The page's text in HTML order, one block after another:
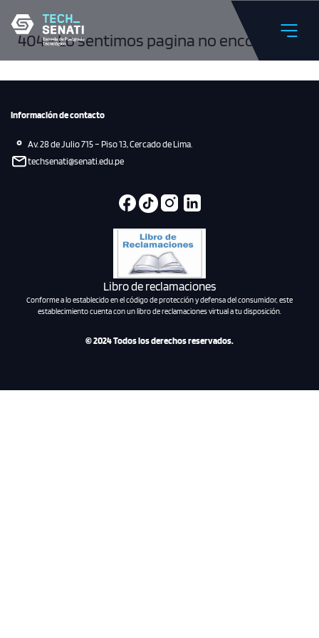
404 - Lo sentimos pagina no encontrada
Información de contacto
Av. 28 de Julio 715 – Piso 13, Cercado de Lima.
techsenati@senati.edu.pe
Libro de reclamaciones
Conforme a lo establecido en el código de protección y defensa del consumidor, este
establecimiento cuenta con un libro de reclamaciones virtual a tu disposición.
© 2024 Todos los derechos reservados.